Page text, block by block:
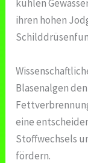
kühlen
ihren hohen
Blasenalgen
eine
Stoffwechsels
fördern.